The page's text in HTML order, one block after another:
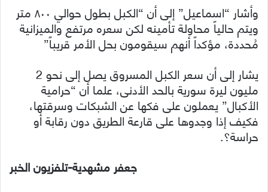
وأشار “اسماعيل” إلى أن “الكبل بطول حوالي ٨٠٠ متر
ويتم حالياً محاولة تأمينه لكن سعره مرتفع والميزانية
مُحددة، مؤكداً أنهم سيقومون بحل الأمر قريباً”
يشار إلى أن سعر الكبل المسروق يصل إلى نحو 2
مليون ليرة سورية بالحد الأدنى، علما أن “حرامية
الأكبال” يعملون على فكها عن الشبكات وسرقتها،
فكيف إذا وجدوها على قارعة الطريق دون رقابة أو
حراسة؟.
جعفر مشهدية-تلفزيون الخبر